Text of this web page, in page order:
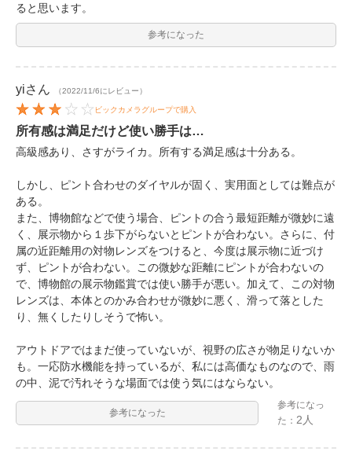
ると思います。
参考になった
yiさん （2022/11/6にレビュー）
ビックカメラグループで購入
所有感は満足だけど使い勝手は…
高級感あり、さすがライカ。所有する満足感は十分ある。
しかし、ピント合わせのダイヤルが固く、実用面としては難点が
ある。
また、博物館などで使う場合、ピントの合う最短距離が微妙に遠
く、展示物から１歩下がらないとピントが合わない。さらに、付
属の近距離用の対物レンズをつけると、今度は展示物に近づけ
ず、ピントが合わない。この微妙な距離にピントが合わないの
で、博物館の展示物鑑賞では使い勝手が悪い。加えて、この対物
レンズは、本体とのかみ合わせが微妙に悪く、滑って落とした
り、無くしたりしそうで怖い。
アウトドアではまだ使っていないが、視野の広さが物足りないか
も。一応防水機能を持っているが、私には高価なものなので、雨
の中、泥で汚れそうな場面では使う気にはならない。
参考になった
参考になっ
た：2人